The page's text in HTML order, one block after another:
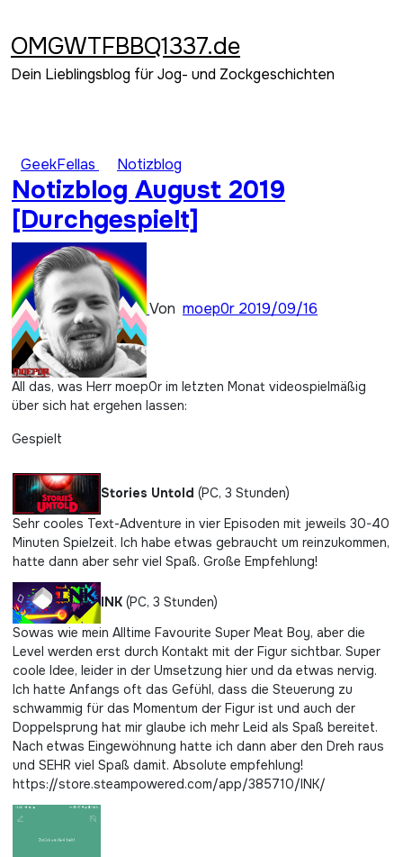
springen
OMGWTFBBQ1337.de
Dein Lieblingsblog für Jog- und Zockgeschichten
GeekFellas Notizblog
Notizblog August 2019
[Durchgespielt]
Von moep0r 2019/09/16
All das, was Herr moep0r im letzten Monat videospielmäßig
über sich hat ergehen lassen:
Gespielt
Stories Untold (PC, 3 Stunden)
Sehr cooles Text-Adventure in vier Episoden mit jeweils 30-40
Minuten Spielzeit. Ich habe etwas gebraucht um reinzukommen,
hatte dann aber sehr viel Spaß. Große Empfehlung!
INK (PC, 3 Stunden)
Sowas wie mein Alltime Favourite Super Meat Boy, aber die
Level werden erst durch Kontakt mit der Figur sichtbar. Super
coole Idee, leider in der Umsetzung hier und da etwas nervig.
Ich hatte Anfangs oft das Gefühl, dass die Steuerung zu
schwammig für das Momentum der Figur ist und auch der
Doppelsprung hat mir glaube ich mehr Leid als Spaß bereitet.
Nach etwas Eingewöhnung hatte ich dann aber den Dreh raus
und SEHR viel Spaß damit. Absolute empfehlung!
https://store.steampowered.com/app/385710/INK/